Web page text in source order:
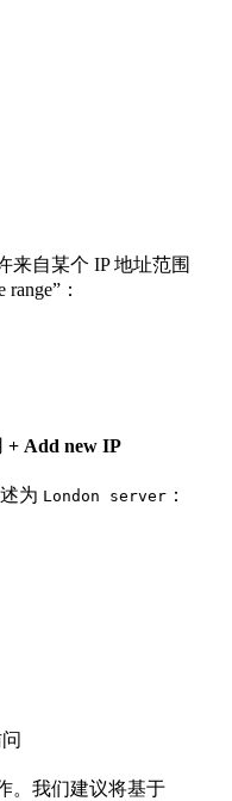
来自某个 IP 地址范围
：
+ Add new IP
为 London server ：
。我们建议将基于